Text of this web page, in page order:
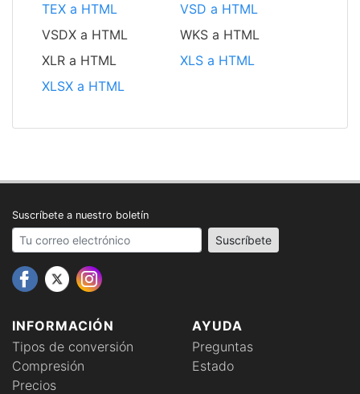
TEX a HTML
VSD a HTML
VSDX a HTML
WKS a HTML
XLR a HTML
XLS a HTML
XLSX a HTML
INFORMACIÓN
Tipos de conversión
Compresión
Precios
AYUDA
Preguntas
Estado
Suscríbete a nuestro boletín
Your email address Suscríbete